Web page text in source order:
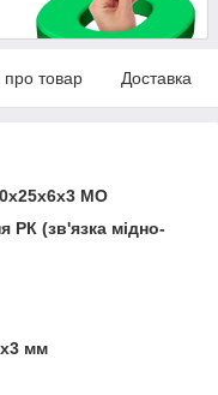
про товар Доставка
МО
РК (зв'язка мідно-
мм